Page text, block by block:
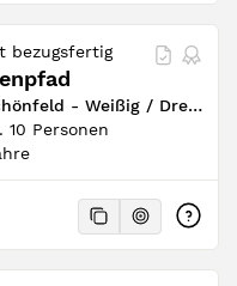
bezugsfertig
Weißig / Dresden, Sachsen, Deutschland
10 Personen